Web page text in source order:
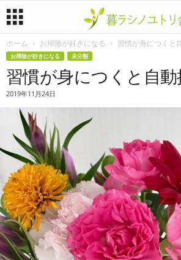
暮
ラ
ユ
ト
リ
舎
ホーム お掃除が好きになる 習慣が身につくと
お掃除が好きになる 未分類
習慣が身につくと自
2019年11月24日